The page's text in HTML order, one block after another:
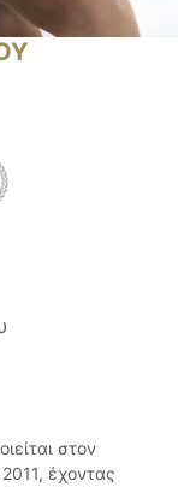
στον
έχοντας